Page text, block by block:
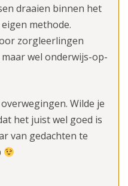
draaien binnen het
methode.
zorgleerlingen
wel onderwijs-op-
Wilde je
het juist wel goed is
van gedachten te